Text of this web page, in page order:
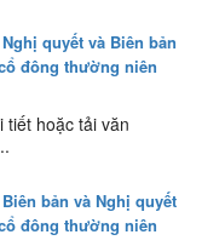
quyết và Biên bản
đông thường niên
tiết hoặc tải văn
bản và Nghị quyết
đông thường niên